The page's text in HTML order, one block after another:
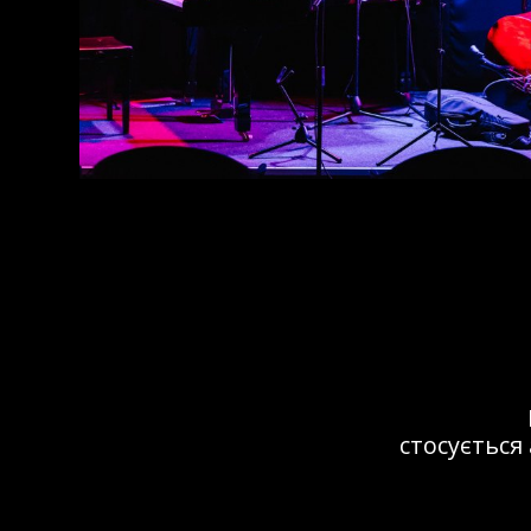
Це
не менш
виступала